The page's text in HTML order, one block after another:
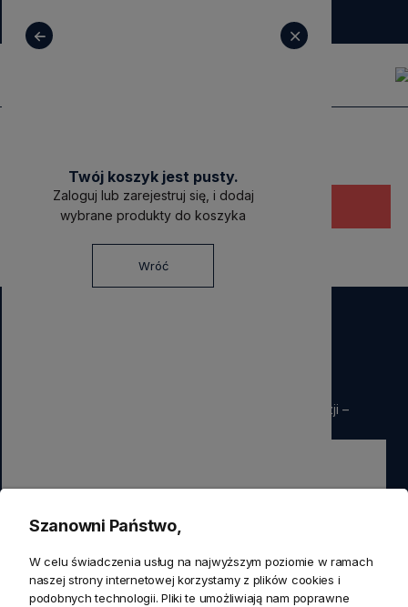
sklep@decoratore.pl
Twój koszyk jest pusty.
Zaloguj lub zarejestruj się, i dodaj
wybrane produkty do koszyka
Wróć
Ten produkt jest niedostępny.
na pierwsze zamówienie. Nie przegap okazji –
Zapisz się
przez nas swoich danych w celach marketingowych.
Szanowni Państwo,
W celu świadczenia usług na najwyższym poziomie w ramach
naszej strony internetowej korzystamy z plików cookies i
podobnych technologii. Pliki te umożliwiają nam poprawne